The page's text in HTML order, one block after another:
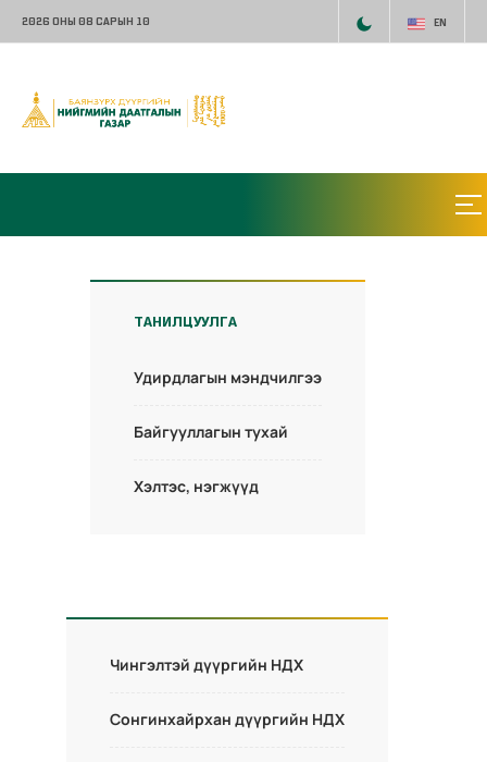
2026 ОНЫ 08 САРЫН 10 EN
ТАНИЛЦУУЛГА
Удирдлагын мэндчилгээ
Байгууллагын тухай
Хэлтэс, нэгжүүд
Чингэлтэй дүүргийн НДХ
Сонгинхайрхан дүүргийн НДХ